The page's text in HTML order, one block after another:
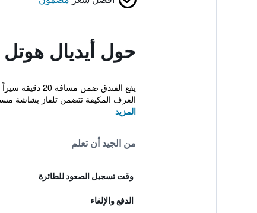
حول أيديال هوتل
الغرف المكيفة تتضمن تلفاز بشاشة
المزيد
من الجيد أن تعلم
وقت تسجيل الصعود للطائرة
الدفع والإلغاء